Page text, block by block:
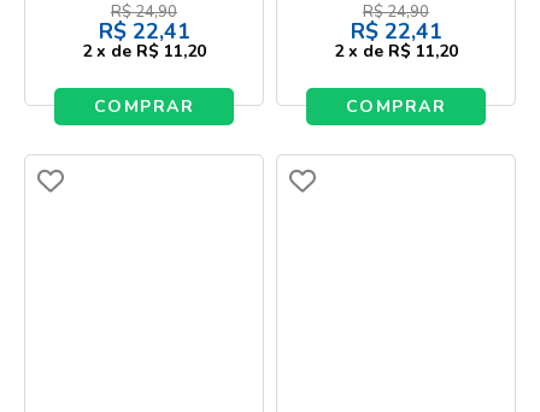
R$24,90
R$ 22,41
2 x de R$ 11,20
COMPRAR
R$24,90
R$ 22,41
2 x de R$ 11,20
COMPRAR